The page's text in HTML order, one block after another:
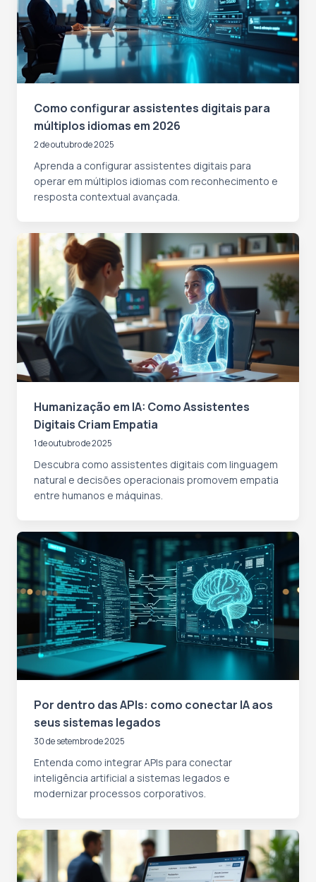
Como configurar assistentes digitais para
múltiplos idiomas em 2026
2 de outubro de 2025
Aprenda a configurar assistentes digitais para
operar em múltiplos idiomas com reconhecimento e
resposta contextual avançada.
Humanização em IA: Como Assistentes
Digitais Criam Empatia
1 de outubro de 2025
Descubra como assistentes digitais com linguagem
natural e decisões operacionais promovem empatia
entre humanos e máquinas.
Por dentro das APIs: como conectar IA aos
seus sistemas legados
30 de setembro de 2025
Entenda como integrar APIs para conectar
inteligência artificial a sistemas legados e
modernizar processos corporativos.